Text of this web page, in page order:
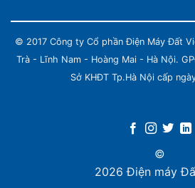
© 2017 Công ty Cổ phần Điện Máy Đất
Trà - Lĩnh Nam - Hoàng Mai - Hà Nội.
Sở KHĐT Tp.Hà Nội cấp
©
2026 Điện máy